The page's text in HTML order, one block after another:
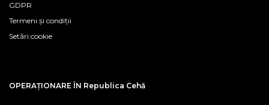
GDPR
Termeni și condiții
Setări cookie
OPERAȚIONARE ÎN Republica Cehă